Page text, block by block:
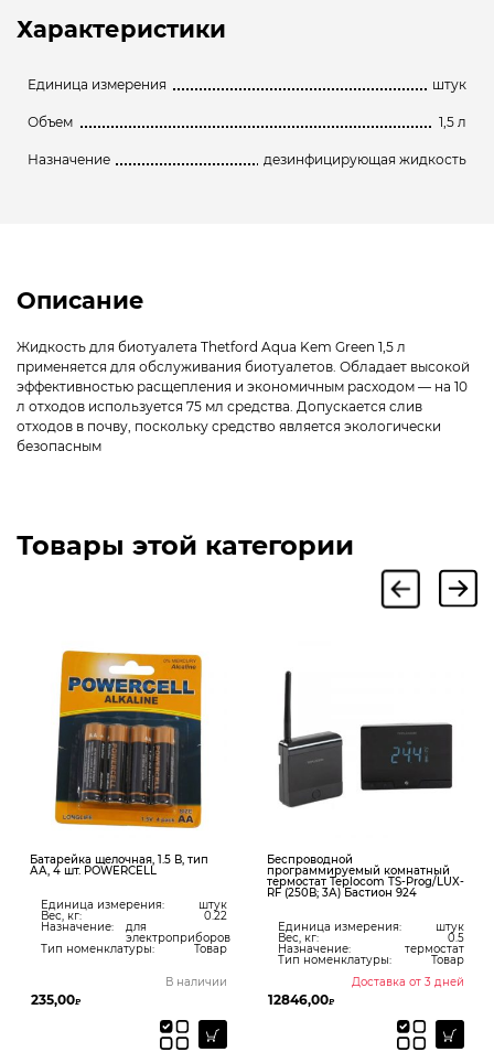
Характеристики
Единица измерения штук
Объем 1,5 л
Назначение дезинфицирующая жидкость
Описание
Жидкость для биотуалета Thetford Aqua Kem Green 1,5 л
применяется для обслуживания биотуалетов. Обладает высокой
эффективностью расщепления и экономичным расходом — на 10
л отходов используется 75 мл средства. Допускается слив
отходов в почву, поскольку средство является экологически
безопасным
Товары этой категории
Батарейка щелочная, 1.5 В, тип
АА, 4 шт. POWERCELL
Единица измерения: штук
Вес, кг: 0.22
Назначение: для
электроприборов
Тип номенклатуры: Товар
В наличии
235,00₽
Беспроводной
программируемый комнатный
термостат Teplocom TS-Prog/LUX-
RF (250В; 3А) Бастион 924
Единица измерения: штук
Вес, кг: 0.5
Назначение: термостат
Тип номенклатуры:
Товар
Доставка от 3 дней
12846,00₽